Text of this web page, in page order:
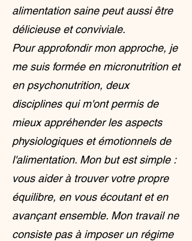
alimentation saine peut aussi être
délicieuse et conviviale.
Pour approfondir mon approche, je
me suis formée en micronutrition et
en psychonutrition, deux
disciplines qui m'ont permis de
mieux appréhender les aspects
physiologiques et émotionnels de
l'alimentation. Mon but est simple :
vous aider à trouver votre propre
équilibre, en vous écoutant et en
avançant ensemble. Mon travail ne
consiste pas à imposer un régime